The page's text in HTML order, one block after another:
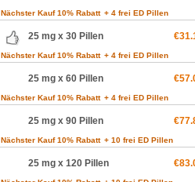
Nächster Kauf 10% Rabatt + 4 frei ED Pillen
25 mg x 30 Pillen
Nächster Kauf 10% Rabatt + 4 frei ED Pillen
25 mg x 60 Pillen
Nächster Kauf 10% Rabatt + 4 frei ED Pillen
25 mg x 90 Pillen
Nächster Kauf 10% Rabatt + 10 frei ED Pillen
25 mg x 120 Pillen